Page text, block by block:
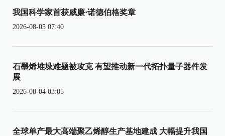
我国科学家首获威廉·诺德伯格奖章
2026-08-05 07:40
石墨烯堆垛难题被攻克 有望推动新一代拓扑量子器件发
展
2026-08-04 03:05
全球单产最大高端聚乙烯醇生产基地建成 大幅提升我国